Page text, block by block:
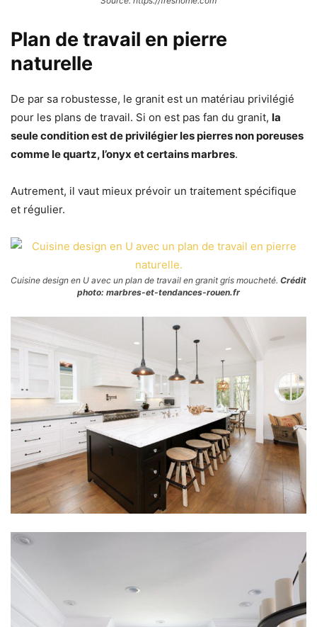
Plan de travail en pierre
naturelle
De par sa robustesse, le granit est un matériau privilégié
pour les plans de travail. Si on est pas fan du granit, la
seule condition est de privilégier les pierres non poreuses
comme le quartz, l’onyx et certains marbres.
Autrement, il vaut mieux prévoir un traitement spécifique
et régulier.
Cuisine design en U avec un plan de travail en granit gris moucheté. Crédit
photo: marbres-et-tendances-rouen.fr